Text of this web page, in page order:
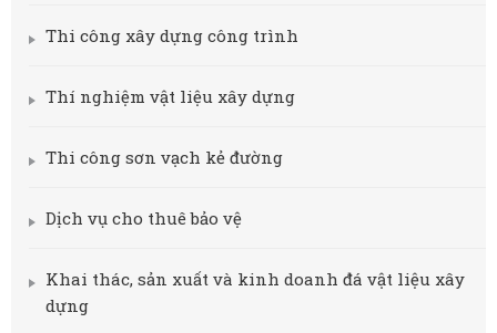
Thi công xây dựng công trình
Thí nghiệm vật liệu xây dựng
Thi công sơn vạch kẻ đường
Dịch vụ cho thuê bảo vệ
Khai thác, sản xuất và kinh doanh đá vật liệu xây
dựng